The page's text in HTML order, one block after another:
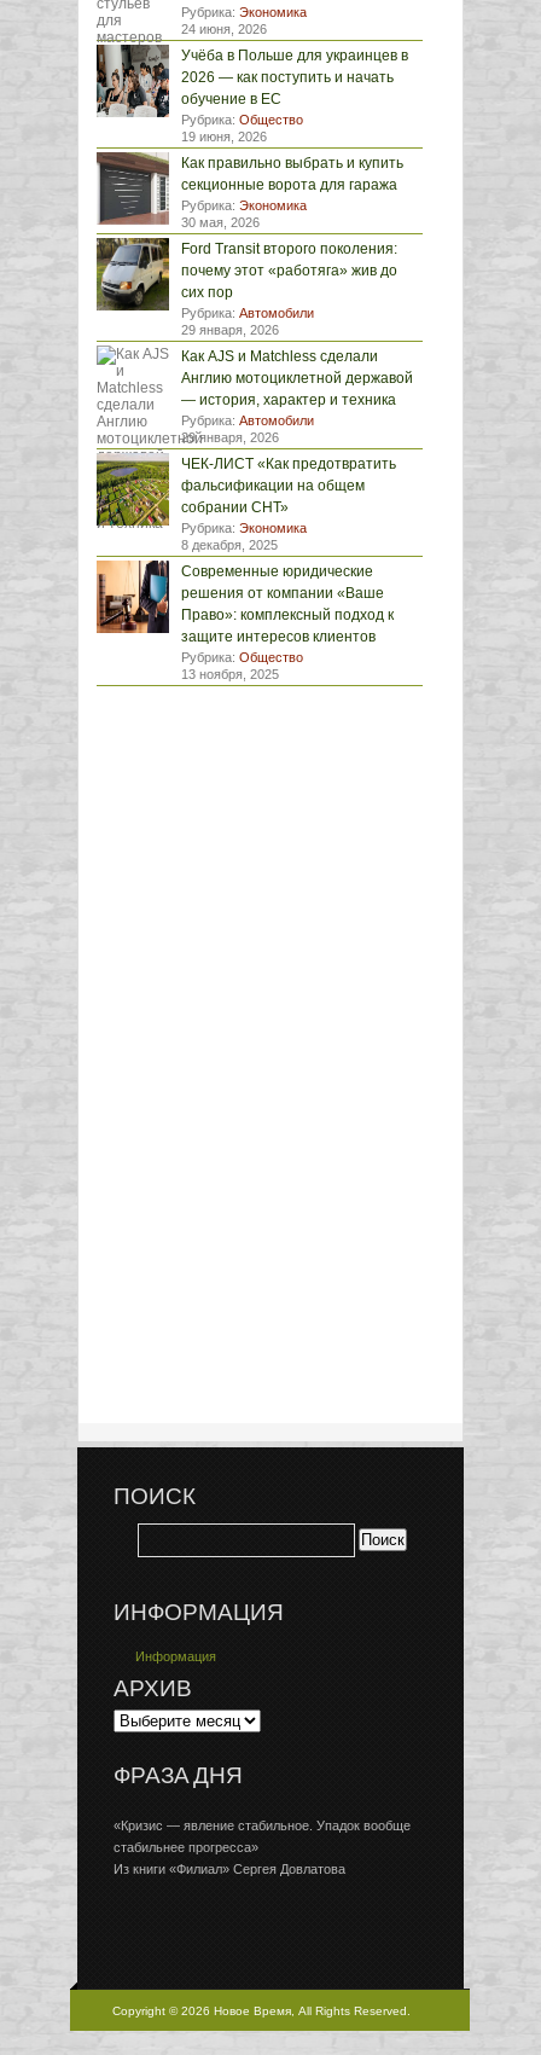
Рубрика: Экономика
24 июня, 2026
Учёба в Польше для украинцев в
2026 — как поступить и начать
обучение в ЕС
Рубрика: Общество
19 июня, 2026
Как правильно выбрать и купить
секционные ворота для гаража
Рубрика: Экономика
30 мая, 2026
Ford Transit второго поколения:
почему этот «работяга» жив до
сих пор
Рубрика: Автомобили
29 января, 2026
Как AJS и Matchless сделали
Англию мотоциклетной державой
— история, характер и техника
Рубрика: Автомобили
29 января, 2026
ЧЕК-ЛИСТ «Как предотвратить
фальсификации на общем
собрании СНТ»
Рубрика: Экономика
8 декабря, 2025
Современные юридические
решения от компании «Ваше
Право»: комплексный подход к
защите интересов клиентов
Рубрика: Общество
13 ноября, 2025
ПОИСК
ИНФОРМАЦИЯ
Информация
АРХИВ
ФРАЗА ДНЯ
«Кризис — явление стабильное. Упадок вообще
стабильнее прогресса»
Из книги «Филиал» Сергея Довлатова
Copyright © 2026 Новое Время, All Rights Reserved.